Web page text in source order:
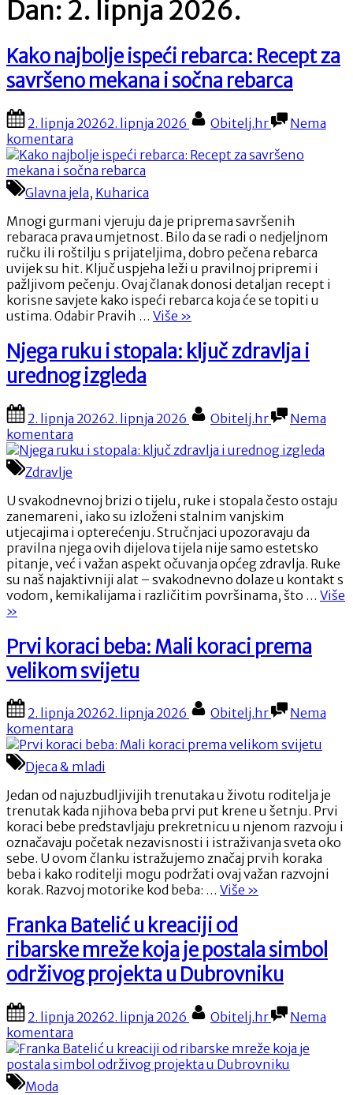
Dan: 2. lipnja 2026.
Kako najbolje ispeći rebarca: Recept za
savršeno mekana i sočna rebarca
Posted
on
2. lipnja 20262. lipnja 2026 By
Obitelj.hr
Nema
komentara
Kako
najbolje
ispeći
rebarca:
Recept
za
savršeno
mekana
i
sočna
rebarca
Glavna jela, Kuharica
Mnogi gurmani vjeruju da je priprema savršenih
rebaraca prava umjetnost. Bilo da se radi o nedjeljnom
ručku ili roštilju s prijateljima, dobro pečena rebarca
uvijek su hit. Ključ uspjeha leži u pravilnoj pripremi i
pažljivom pečenju. Ovaj članak donosi detaljan recept i
korisne savjete kako ispeći rebarca koja će se topiti u
ustima. Odabir Pravih … Više “Kako
ispeći
rebarca:
savršeno
mekana
sočna
»
Njega ruku i stopala: ključ zdravlja i
urednog izgleda
Posted
on
2. lipnja 20262. lipnja 2026 By
Obitelj.hr
Nema
komentara
Njega
stopala:
ključ
zdravlja
i
urednog
izgleda
Zdravlje
U svakodnevnoj brizi o tijelu, ruke i stopala često ostaju
zanemareni, iako su izloženi stalnim vanjskim
utjecajima i opterećenju. Stručnjaci upozoravaju da
pravilna njega ovih dijelova tijela nije samo estetsko
pitanje, već i važan aspekt očuvanja općeg zdravlja. Ruke
su naš najaktivniji alat – svakodnevno dolaze u kontakt s
vodom, kemikalijama i različitim površinama, što … Više
»
Prvi koraci beba: Mali koraci prema
velikom svijetu
Posted
on
2. lipnja 20262. lipnja 2026 By
Obitelj.hr
Nema
komentara
Prvi
koraci
beba:
Mali
koraci
prema
velikom
svijetu
Djeca & mladi
Jedan od najuzbudljivijih trenutaka u životu roditelja je
trenutak kada njihova beba prvi put krene u šetnju. Prvi
koraci bebe predstavljaju prekretnicu u njenom razvoju i
označavaju početak nezavisnosti i istraživanja sveta oko
sebe. U ovom članku istražujemo značaj prvih koraka
beba i kako roditelji mogu podržati ovaj važan razvojni
korak. Razvoj motorike kod beba: … Više “Prvi
Mali
koraci
prema
velikom
»
Franka Batelić u kreaciji od
ribarske mreže koja je postala simbol
održivog projekta u Dubrovniku
Posted
on
2. lipnja 20262. lipnja 2026 By
Obitelj.hr
Nema
komentara
Franka
Batelić
Moda